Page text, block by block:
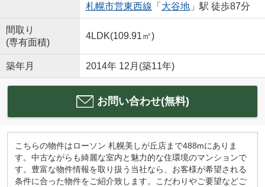
札幌市営東西線 「 大谷地」駅 徒歩87分
間取り
(専有面積)
4LDK(109.91㎡)
築年月 2014年 12月(築11年)
お問い合わせ(無料)
こちらの物件はローソン 札幌美しが丘店まで488mにありま
す。中古ながらも綺麗な室内と魅力的な住環境のマンションで
す。豊富な物件情報を取り扱う当社なら、お客様が希望される
条件に合った物件をご紹介致します。こだわりやご要望などご